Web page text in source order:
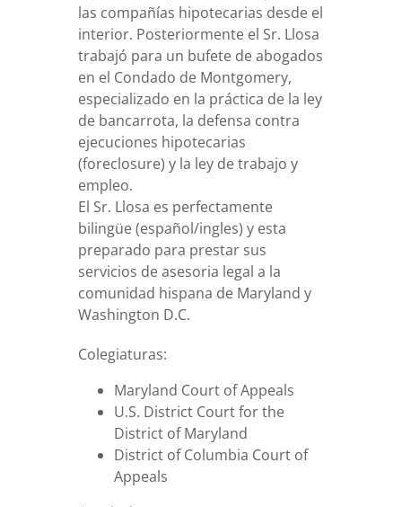
las compañías hipotecarias desde el
interior. Posteriormente el Sr. Llosa
trabajó para un bufete de abogados
en el Condado de Montgomery,
especializado en la práctica de la ley
de bancarrota, la defensa contra
ejecuciones hipotecarias
(foreclosure) y la ley de trabajo y
empleo.
El Sr. Llosa es perfectamente
bilingüe (español/ingles) y esta
preparado para prestar sus
servicios de asesoria legal a la
comunidad hispana de Maryland y
Washington D.C.
Colegiaturas:
Maryland Court of Appeals
U.S. District Court for the
District of Maryland
District of Columbia Court of
Appeals